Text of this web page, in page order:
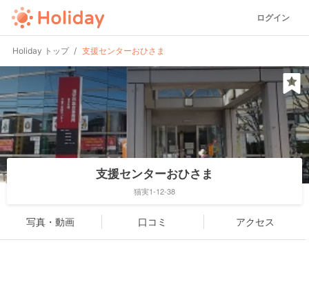
ログイン
Holiday トップ 支援センターおひさま
支援センターおひさま
猫実1-12-38
写真・動画 口コミ アクセス